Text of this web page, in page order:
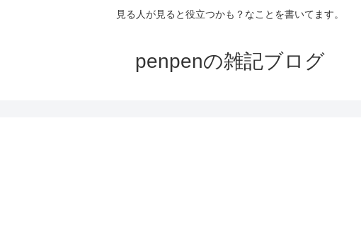
見る人が見ると役立つかも？なことを書いてます。
penpenの雑記ブログ